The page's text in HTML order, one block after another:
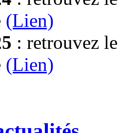
(Lien)
: retrouvez
(Lien)